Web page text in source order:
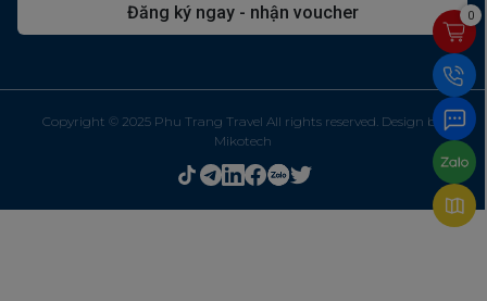
Đăng ký ngay - nhận voucher
Copyright © 2025 Phu Trang Travel All rights reserved. Design by
Mikotech
0